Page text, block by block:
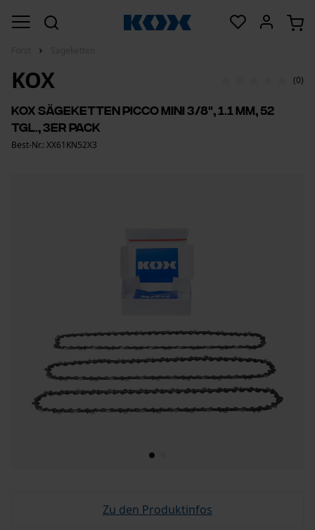
KOX (0)
KOX Sägeketten Picco Mini 3/8", 1.1 mm, 52
Tgl., 3er Pack
Best-Nr.: XX61KN52X3
Zu den Produktinfos